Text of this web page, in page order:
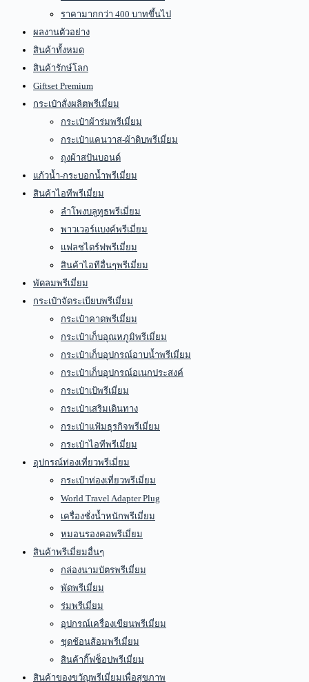
ราคามากกว่า 400 บาทขึ้นไป
ผลงานตัวอย่าง
สินค้าทั้งหมด
สินค้ารักษ์โลก
Giftset Premium
กระเป๋าสั่งผลิตพรีเมี่ยม
กระเป๋าผ้าร่มพรีเมี่ยม
กระเป๋าแคนวาส-ผ้าดิบพรีเมี่ยม
ถุงผ้าสปันบอนด์
แก้วน้ำ-กระบอกน้ำพรีเมี่ยม
สินค้าไอทีพรีเมี่ยม
ลำโพงบลูทูธพรีเมี่ยม
พาวเวอร์แบงค์พรีเมี่ยม
แฟลชไดร์ฟพรีเมี่ยม
สินค้าไอทีอื่นๆพรีเมี่ยม
พัดลมพรีเมี่ยม
กระเป๋าจัดระเบียบพรีเมี่ยม
กระเป๋าคาดพรีเมี่ยม
กระเป๋าเก็บอุณหภูมิพรีเมี่ยม
กระเป๋าเก็บอุปกรณ์อาบน้ำพรีเมี่ยม
กระเป๋าเก็บอุปกรณ์อเนกประสงค์
กระเป๋าเป้พรีเมี่ยม
กระเป๋าเสริมเดินทาง
กระเป๋าแฟ้มธุรกิจพรีเมี่ยม
กระเป๋าไอทีพรีเมี่ยม
อุปกรณ์ท่องเที่ยวพรีเมี่ยม
กระเป๋าท่องเที่ยวพรีเมี่ยม
World Travel Adapter Plug
เครื่องชั่งน้ำหนักพรีเมี่ยม
หมอนรองคอพรีเมี่ยม
สินค้าพรีเมี่ยมอื่นๆ
กล่องนามบัตรพรีเมี่ยม
พัดพรีเมี่ยม
ร่มพรีเมี่ยม
อุปกรณ์เครื่องเขียนพรีเมี่ยม
ชุดช้อนส้อมพรีเมี่ยม
สินค้ากิ๊ฟช็อปพรีเมี่ยม
สินค้าของขวัญพรีเมี่ยมเพื่อสุขภาพ